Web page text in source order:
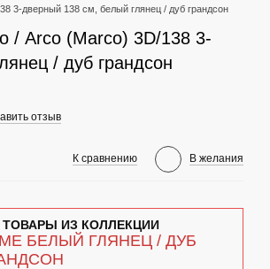
3-дверный 138 см, белый глянец / дуб грандсон
/ Arco (Marco) 3D/138 3-
/ дуб грандсон
отзыв
К сравнению В желания
ИЗ КОЛЛЕКЦИИ
БЕЛЫЙ ГЛЯНЕЦ / ДУБ